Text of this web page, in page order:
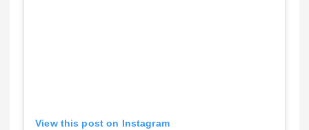
View this post on Instagram